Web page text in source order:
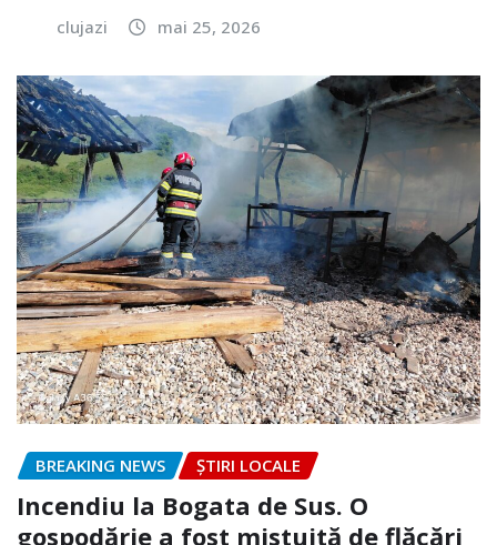
clujazi mai 25, 2026
BREAKING NEWS ȘTIRI LOCALE
Incendiu la Bogata de Sus. O
gospodărie a fost mistuită de flăcări